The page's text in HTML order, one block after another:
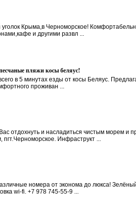
Крыма,в Черноморское!
и другими развл ...
пляжи косы беляус!
в 5 минутах езды от косы Беляус.
проживан ...
отдохнуть и насладиться чистым морем и
Инфраструкт ...
номера от эконома до люкса!
wi-fi. +7 978 745-55-9 ...